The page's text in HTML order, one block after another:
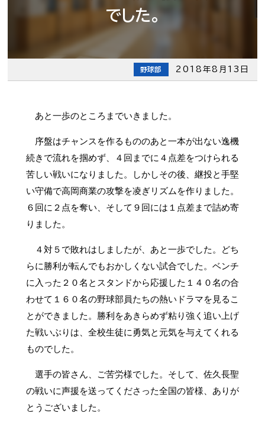
でした。
野球部 2018年8月13日
あと一歩のところまでいきました。
序盤はチャンスを作るもののあと一本が出ない逸機
続きで流れを掴めず、４回までに４点差をつけられる
苦しい戦いになりました。しかしその後、継投と手堅
い守備で高岡商業の攻撃を凌ぎリズムを作りました。
６回に２点を奪い、そして９回には１点差まで詰め寄
りました。
４対５で敗れはしましたが、あと一歩でした。どち
らに勝利が転んでもおかしくない試合でした。ベンチ
に入った２０名とスタンドから応援した１４０名の合
わせて１６０名の野球部員たちの熱いドラマを見るこ
とができました。勝利をあきらめず粘り強く追い上げ
た戦いぶりは、全校生徒に勇気と元気を与えてくれる
ものでした。
選手の皆さん、ご苦労様でした。そして、佐久長聖
の戦いに声援を送ってくださった全国の皆様、ありが
とうございました。